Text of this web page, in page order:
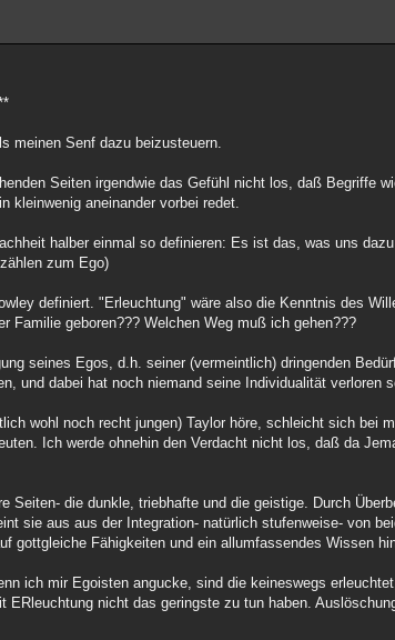
meinen Senf dazu beizusteuern.
Seiten irgendwie das Gefühl nicht los, daß Begriffe
kleinwenig aneinander vorbei redet.
halber einmal so definieren: Es ist das, was uns
zum Ego)
definiert. "Erleuchtung" wäre also die Kenntnis des
Familie geboren??? Welchen Weg muß ich gehen???
seines Egos, d.h. seiner (vermeintlich) dringenden
und dabei hat noch niemand seine Individualität verloren
wohl noch recht jungen) Taylor höre, schleicht sich bei
Ich werde ohnehin den Verdacht nicht los, daß da
Seiten- die dunkle, triebhafte und die geistige. Durch
sie aus aus der Integration- natürlich stufenweise- von
gottgleiche Fähigkeiten und ein allumfassendes Wissen
ich mir Egoisten angucke, sind die keineswegs
ERleuchtung nicht das geringste zu tun haben.